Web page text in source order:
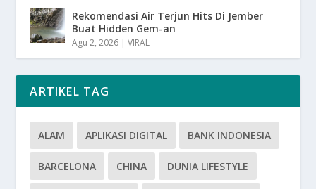
Rekomendasi Air Terjun Hits Di Jember
Buat Hidden Gem-an
Agu 2, 2026 |VIRAL
ARTIKEL TAG
ALAM APLIKASI DIGITAL BANK INDONESIA
BARCELONA CHINA DUNIA LIFESTYLE